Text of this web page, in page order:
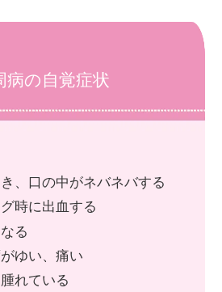
病の自覚症状
、口の中がネバネバする
時に出血する
る
ゆい、痛い
れている